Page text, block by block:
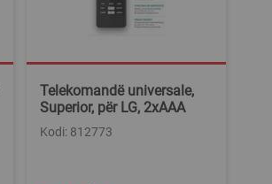
Telekomandë universale,
Superior, për LG, 2xAAA
Kodi: 812773